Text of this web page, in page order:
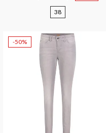
38
-50%